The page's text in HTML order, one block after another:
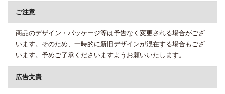
ご注意
商品のデザイン・パッケージ等は予告なく変更される場合がござ
います。そのため、一時的に新旧デザインが混在する場合もござ
います。予めご了承くださいますようお願いいたします。
広告文責